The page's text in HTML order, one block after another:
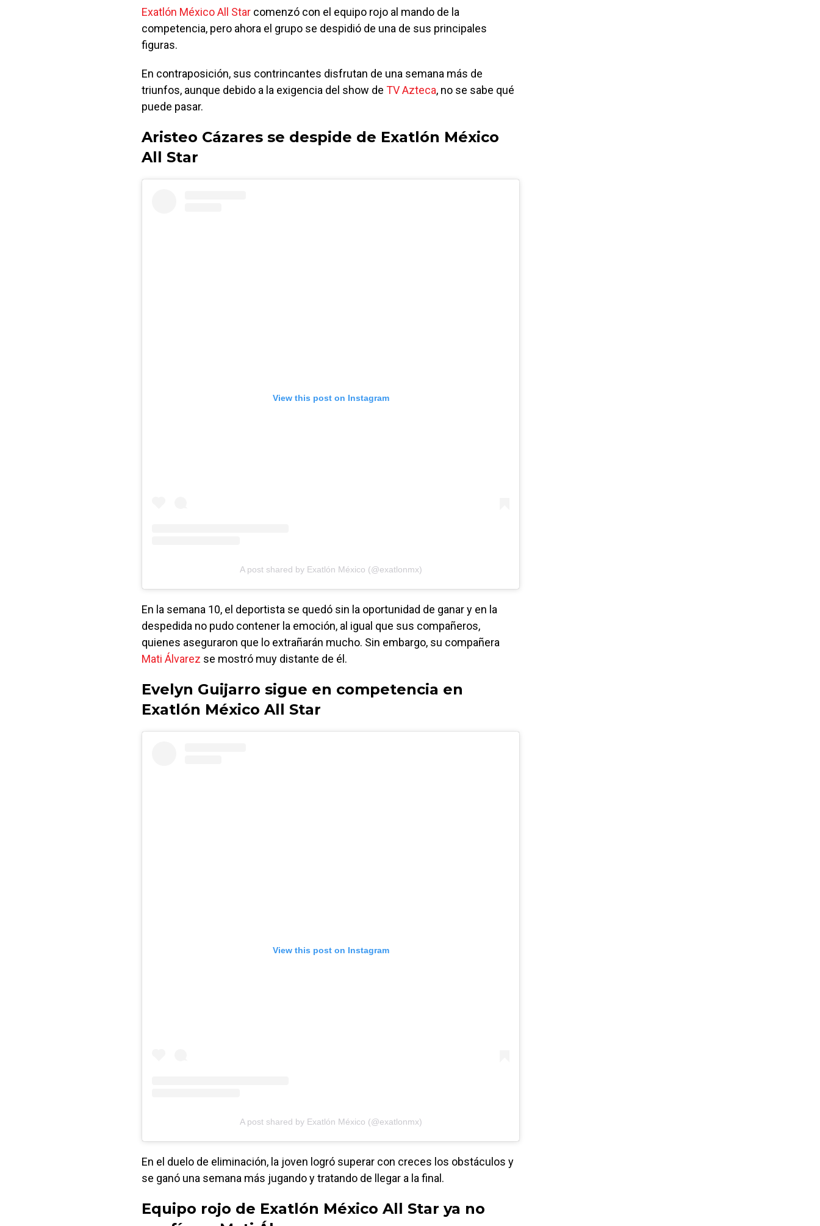
Exatlón México All Star comenzó con el equipo rojo al mando de la
competencia, pero ahora el grupo se despidió de una de sus principales
figuras.
En contraposición, sus contrincantes disfrutan de una semana más de
triunfos, aunque debido a la exigencia del show de TV Azteca, no se sabe qué
puede pasar.
Aristeo Cázares se despide de Exatlón México
All Star
View this post on Instagram
A post shared by Exatlón México (@exatlonmx)
En la semana 10, el deportista se quedó sin la oportunidad de ganar y en la
despedida no pudo contener la emoción, al igual que sus compañeros,
quienes aseguraron que lo extrañarán mucho. Sin embargo, su compañera
Mati Álvarez se mostró muy distante de él.
Evelyn Guijarro sigue en competencia en
Exatlón México All Star
View this post on Instagram
A post shared by Exatlón México (@exatlonmx)
En el duelo de eliminación, la joven logró superar con creces los obstáculos y
se ganó una semana más jugando y tratando de llegar a la final.
Equipo rojo de Exatlón México All Star ya no